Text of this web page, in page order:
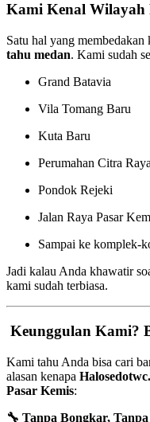
Kami Kenal Wilayah
Satu hal yang membedakan
tahu medan. Kami sudah
Grand Batavia
Vila Tomang Baru
Kuta Baru
Perumahan Citra Raya
Pondok Rejeki
Jalan Raya Pasar
Sampai ke komplek-
Jadi kalau Anda khawatir
kami sudah terbiasa.
Keunggulan Kami?
Kami tahu Anda bisa cari
alasan kenapa
Pasar Kemis:
🔧 Tanpa Bongkar,